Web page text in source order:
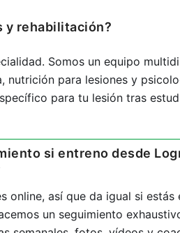
y rehabilitación?
Somos un equipo
nutrición para lesiones y
para tu lesión tras
si entreno desde
online, así que da igual si estás
un seguimiento